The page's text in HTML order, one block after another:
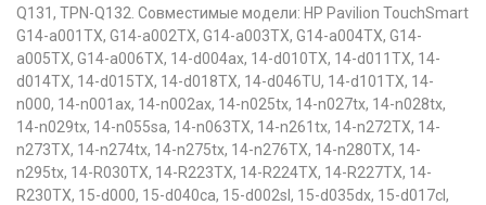
Q131, TPN-Q132. Совместимые модели: HP Pavilion TouchSmart
G14-a001TX, G14-a002TX, G14-a003TX, G14-a004TX, G14-
a005TX, G14-a006TX, 14-d004ax, 14-d010TX, 14-d011TX, 14-
d014TX, 14-d015TX, 14-d018TX, 14-d046TU, 14-d101TX, 14-
n000, 14-n001ax, 14-n002ax, 14-n025tx, 14-n027tx, 14-n028tx,
14-n029tx, 14-n055sa, 14-n063TX, 14-n261tx, 14-n272TX, 14-
n273TX, 14-n274tx, 14-n275tx, 14-n276TX, 14-n280TX, 14-
n295tx, 14-R030TX, 14-R223TX, 14-R224TX, 14-R227TX, 14-
R230TX, 15-d000, 15-d040ca, 15-d002sl, 15-d035dx, 15-d017cl,